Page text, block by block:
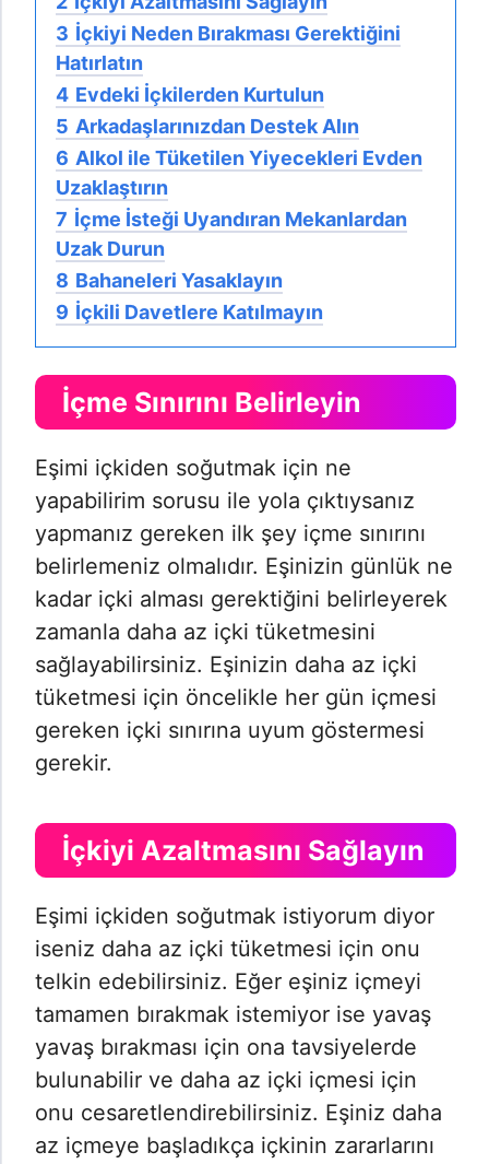
3 İçkiyi Neden Bırakması Gerektiğini
Hatırlatın
4 Evdeki İçkilerden Kurtulun
5 Arkadaşlarınızdan Destek Alın
6 Alkol ile Tüketilen Yiyecekleri Evden
Uzaklaştırın
7 İçme İsteği Uyandıran Mekanlardan
Uzak Durun
8 Bahaneleri Yasaklayın
9 İçkili Davetlere Katılmayın
İçme Sınırını Belirleyin
Eşimi içkiden soğutmak için ne
yapabilirim sorusu ile yola çıktıysanız
yapmanız gereken ilk şey içme sınırını
belirlemeniz olmalıdır. Eşinizin günlük ne
kadar içki alması gerektiğini belirleyerek
zamanla daha az içki tüketmesini
sağlayabilirsiniz. Eşinizin daha az içki
tüketmesi için öncelikle her gün içmesi
gereken içki sınırına uyum göstermesi
gerekir.
İçkiyi Azaltmasını Sağlayın
Eşimi içkiden soğutmak istiyorum diyor
iseniz daha az içki tüketmesi için onu
telkin edebilirsiniz. Eğer eşiniz içmeyi
tamamen bırakmak istemiyor ise yavaş
yavaş bırakması için ona tavsiyelerde
bulunabilir ve daha az içki içmesi için
onu cesaretlendirebilirsiniz. Eşiniz daha
az içmeye başladıkça içkinin zararlarını